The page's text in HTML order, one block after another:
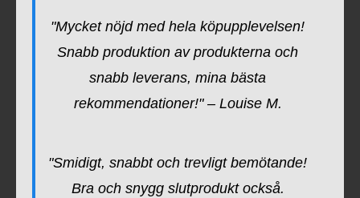
"Mycket nöjd med hela köpupplevelsen!
Snabb produktion av produkterna och
snabb leverans, mina bästa
rekommendationer!" – Louise M.
"Smidigt, snabbt och trevligt bemötande!
Bra och snygg slutprodukt också.